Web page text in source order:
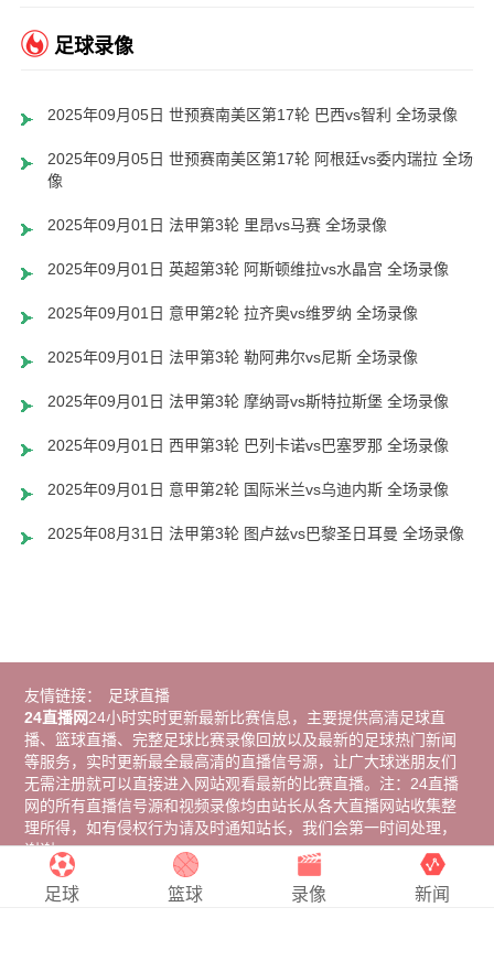
足球录像
2025年09月05日 世预赛南美区第17轮 巴西vs智利 全场录像
2025年09月05日 世预赛南美区第17轮 阿根廷vs委内瑞拉 全场录
像
2025年09月01日 法甲第3轮 里昂vs马赛 全场录像
2025年09月01日 英超第3轮 阿斯顿维拉vs水晶宫 全场录像
2025年09月01日 意甲第2轮 拉齐奥vs维罗纳 全场录像
2025年09月01日 法甲第3轮 勒阿弗尔vs尼斯 全场录像
2025年09月01日 法甲第3轮 摩纳哥vs斯特拉斯堡 全场录像
2025年09月01日 西甲第3轮 巴列卡诺vs巴塞罗那 全场录像
2025年09月01日 意甲第2轮 国际米兰vs乌迪内斯 全场录像
2025年08月31日 法甲第3轮 图卢兹vs巴黎圣日耳曼 全场录像
友情链接：
足球直播
24直播网24小时实时更新最新比赛信息，主要提供高清足球直
播、篮球直播、完整足球比赛录像回放以及最新的足球热门新闻
等服务，实时更新最全最高清的直播信号源，让广大球迷朋友们
无需注册就可以直接进入网站观看最新的比赛直播。注：24直播
网的所有直播信号源和视频录像均由站长从各大直播网站收集整
理所得，如有侵权行为请及时通知站长，我们会第一时间处理，
谢谢。
Copyright © 2024
24直播网 . All Rights Reserved 版权所有网站
地图足球 篮球 录像 新闻